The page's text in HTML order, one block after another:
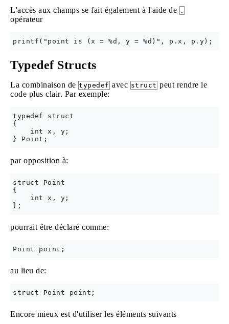
L'accès aux champs se fait également à l'aide de .
opérateur
Typedef Structs
La combinaison de typedef avec struct peut rendre le
code plus clair. Par exemple:
typedef struct
{
    int x, y;
par opposition à:
struct Point
{
    int x, y;
pourrait être déclaré comme:
au lieu de:
Encore mieux est d'utiliser les éléments suivants